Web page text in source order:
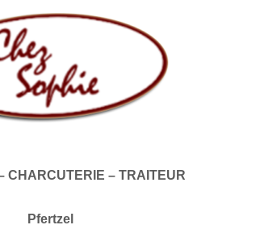
CHARCUTERIE – TRAITEUR
Pfertzel